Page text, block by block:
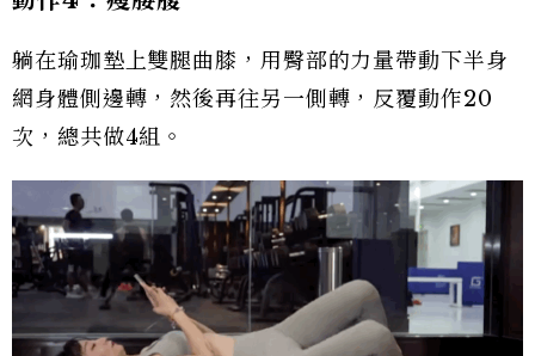
躺在瑜珈墊上雙腿曲膝，用臀部的力量帶動下半身
網身體側邊轉，然後再往另一側轉，反覆動作20
次，總共做4組。